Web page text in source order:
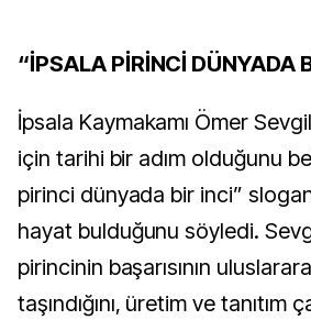
“İPSALA PİRİNCİ DÜNYADA
İpsala Kaymakamı Ömer
için tarihi bir adım olduğunu
pirinci dünyada bir inci”
hayat bulduğunu söyledi.
pirincinin başarısının
taşındığını, üretim ve tanıtım